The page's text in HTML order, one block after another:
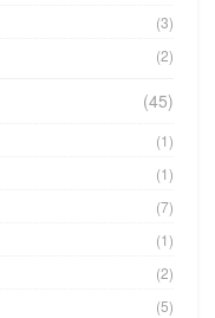
(3)
(2)
(45)
(1)
(1)
(7)
(1)
(2)
(5)